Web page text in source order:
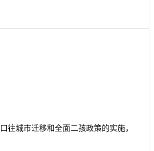
往城市迁移和全面二孩政策的实施，